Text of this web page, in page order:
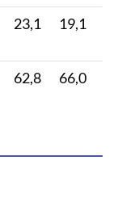
23,1 19,1
62,8 66,0